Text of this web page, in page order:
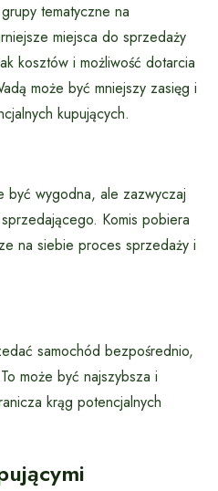
tematyczne na
miejsca do sprzedaży
kosztów i możliwość dotarcia
może być mniejszy zasięg i
kupujących.
być wygodna, ale zazwyczaj
Komis pobiera
na siebie proces sprzedaży i
samochód bezpośrednio,
może być najszybsza i
krąg potencjalnych